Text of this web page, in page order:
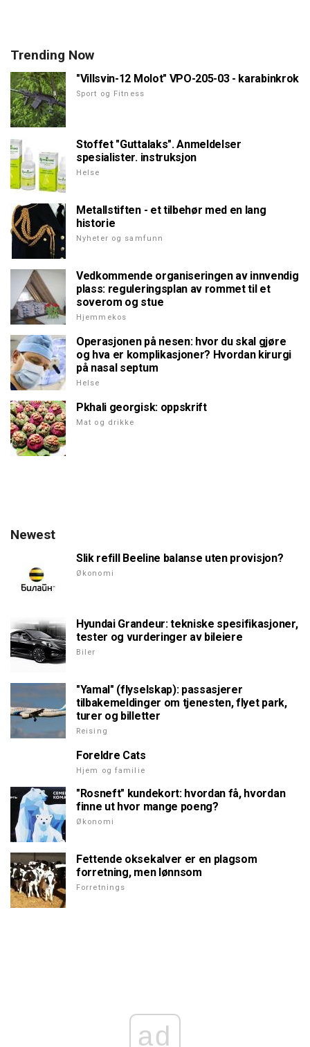
Trending Now
"Villsvin-12 Molot" VPO-205-03 - karabinkrok
Sport og Fitness
Stoffet "Guttalaks". Anmeldelser
spesialister. instruksjon
Helse
Metallstiften - et tilbehør med en lang
historie
Nyheter og samfunn
Vedkommende organiseringen av innvendig
plass: reguleringsplan av rommet til et
soverom og stue
Hjemmekos
Operasjonen på nesen: hvor du skal gjøre
og hva er komplikasjoner? Hvordan kirurgi
på nasal septum
Helse
Pkhali georgisk: oppskrift
Mat og drikke
Newest
Slik refill Beeline balanse uten provisjon?
Økonomi
Hyundai Grandeur: tekniske spesifikasjoner,
tester og vurderinger av bileiere
Biler
"Yamal" (flyselskap): passasjerer
tilbakemeldinger om tjenesten, flyet park,
turer og billetter
Reising
Foreldre Cats
Hjem og familie
"Rosneft" kundekort: hvordan få, hvordan
finne ut hvor mange poeng?
Økonomi
Fettende oksekalver er en plagsom
forretning, men lønnsom
Forretnings
ad